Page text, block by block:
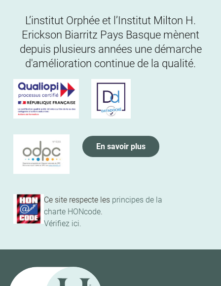
L’institut Orphée et l’Institut Milton H.
Erickson Biarritz Pays Basque mènent
depuis plusieurs années une démarche
d'amélioration continue de la qualité.
Ce site respecte les principes de la
charte HONcode.
Vérifiez ici.
En savoir plus